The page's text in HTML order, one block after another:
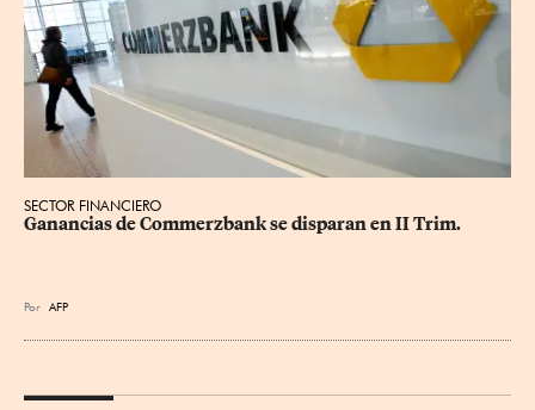
SECTOR FINANCIERO
Ganancias de Commerzbank se disparan en II Trim.
Por AFP